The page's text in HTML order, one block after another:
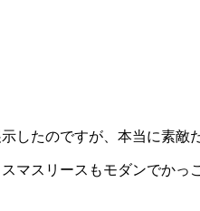
したのですが、本当に素敵
マスリースもモダンでかっ